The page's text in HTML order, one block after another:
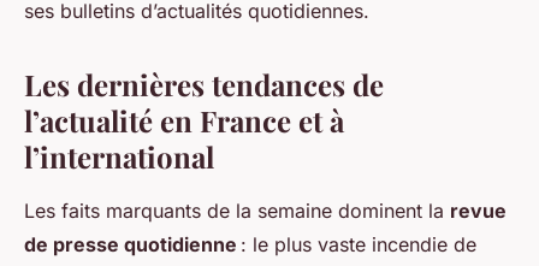
ses bulletins d’actualités quotidiennes.
Les dernières tendances de
l’actualité en France et à
l’international
Les faits marquants de la semaine dominent la revue
de presse quotidienne : le plus vaste incendie de